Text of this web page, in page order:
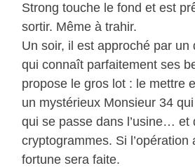
Strong touche le fond et est
sortir. Même à trahir.
Un soir, il est approché par un
qui connaît parfaitement ses
propose le gros lot : le mettre
un mystérieux Monsieur 34
qui se passe dans l’usine… et
cryptogrammes. Si l’opération
fortune sera faite.